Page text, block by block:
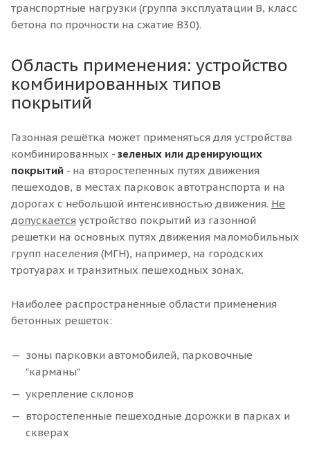
транспортные нагрузки (группа эксплуатации В, класс
бетона по прочности на сжатие В30).
Область применения: устройство
комбинированных типов
покрытий
Газонная решётка может применяться для устройства
комбинированных - зеленых или дренирующих
покрытий - на второстепенных путях движения
пешеходов, в местах парковок автотранспорта и на
дорогах с небольшой интенсивностью движения. Не
допускается устройство покрытий из газонной
решетки на основных путях движения маломобильных
групп населения (МГН), например, на городских
тротуарах и транзитных пешеходных зонах.
Наиболее распространенные области применения
бетонных решеток:
зоны парковки автомобилей, парковочные
"карманы"
укрепление склонов
второстепенные пешеходные дорожки в парках и
скверах